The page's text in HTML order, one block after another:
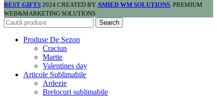
BEST GIFTS 2024 CREATED BY AMIED WM SOLUTIONS . PREMIUM
WEB&MARKETING SOLUTIONS.
Search
Produse De Sezon
Craciun
Martie
Valentines day
Articole Sublimabile
Ardezie
Brelocuri sublimabile